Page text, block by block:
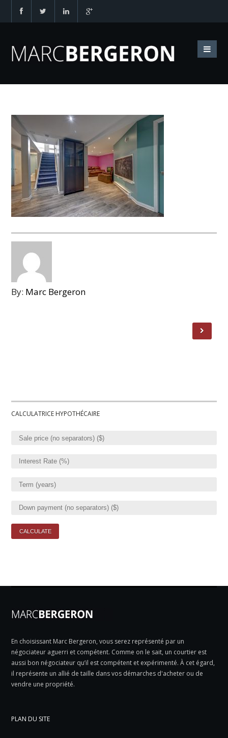
By: Marc Bergeron
CALCULATRICE HYPOTHÉCAIRE
En choisissant Marc Bergeron, vous serez représenté par un
négociateur aguerri et compétent. Comme on le sait, un courtier est
aussi bon négociateur qu’il est compétent et expérimenté. À cet égard,
il représente un allié de taille dans vos démarches d'acheter ou de
vendre une propriété.
PLAN DU SITE